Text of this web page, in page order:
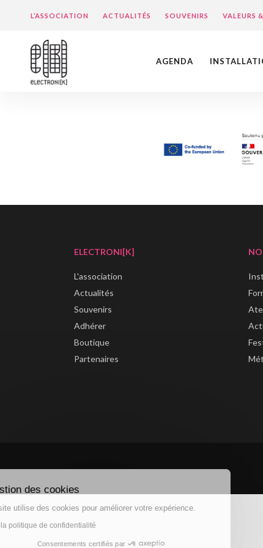
L’ASSOCIATION ACTUALITÉS SOUVENIRS VALEURS
AGENDA
ELECTRONI[K]
L'association
Actualités
Souvenirs
Adhérer
Boutique
Partenaires
Gestion des cookies
Ce site utilise des cookies pour améliorer votre expérience.
Lire la politique de confidentialité
Consentements certifiés par